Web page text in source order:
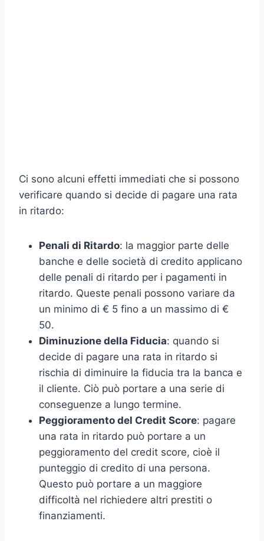
Ci sono alcuni effetti immediati che si possono
verificare quando si decide di pagare una rata
in ritardo:
Penali di Ritardo: la maggior parte delle
banche e delle società di credito applicano
delle penali di ritardo per i pagamenti in
ritardo. Queste penali possono variare da
un minimo di € 5 fino a un massimo di €
50.
Diminuzione della Fiducia: quando si
decide di pagare una rata in ritardo si
rischia di diminuire la fiducia tra la banca e
il cliente. Ciò può portare a una serie di
conseguenze a lungo termine.
Peggioramento del Credit Score: pagare
una rata in ritardo può portare a un
peggioramento del credit score, cioè il
punteggio di credito di una persona.
Questo può portare a un maggiore
difficoltà nel richiedere altri prestiti o
finanziamenti.